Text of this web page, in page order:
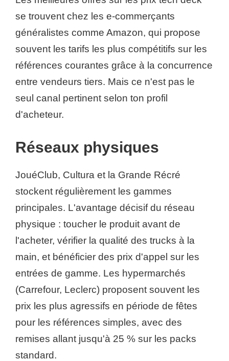
se trouvent chez les e-commerçants
généralistes comme Amazon, qui propose
souvent les tarifs les plus compétitifs sur les
références courantes grâce à la concurrence
entre vendeurs tiers. Mais ce n'est pas le
seul canal pertinent selon ton profil
d'acheteur.
Réseaux physiques
JouéClub, Cultura et la Grande Récré
stockent régulièrement les gammes
principales. L'avantage décisif du réseau
physique : toucher le produit avant de
l'acheter, vérifier la qualité des trucks à la
main, et bénéficier des prix d'appel sur les
entrées de gamme. Les hypermarchés
(Carrefour, Leclerc) proposent souvent les
prix les plus agressifs en période de fêtes
pour les références simples, avec des
remises allant jusqu'à 25 % sur les packs
standard.